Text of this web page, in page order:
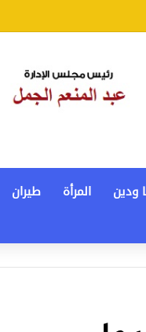
ودين المرأة طيران